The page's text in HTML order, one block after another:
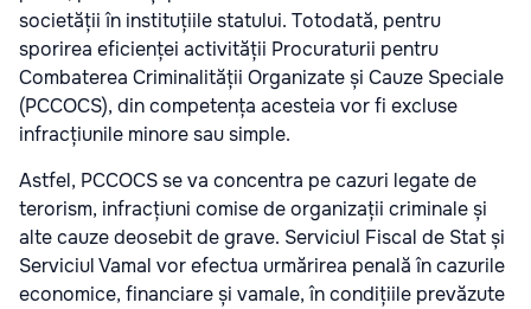
societății în instituțiile statului. Totodată, pentru
sporirea eficienței activității Procuraturii pentru
Combaterea Criminalității Organizate și Cauze Speciale
(PCCOCS), din competența acesteia vor fi excluse
infracțiunile minore sau simple.
Astfel, PCCOCS se va concentra pe cazuri legate de
terorism, infracțiuni comise de organizații criminale și
alte cauze deosebit de grave. Serviciul Fiscal de Stat și
Serviciul Vamal vor efectua urmărirea penală în cazurile
economice, financiare și vamale, în condițiile prevăzute